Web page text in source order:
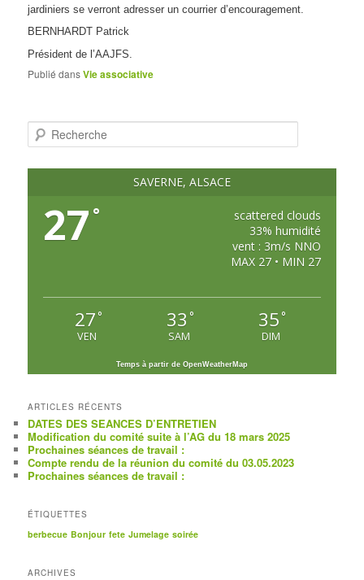
jardiniers se verront adresser un courrier d’encouragement.
BERNHARDT Patrick
Président de l’AAJFS.
Publié dansVie associative
c
SAVERNE, ALSACE
27 °
scattered clouds
33% humidité
vent : 3m/s NNO
MAX 27 • MIN 27
27 °
VEN
33 °
SAM
35 °
DIM
Temps à partir de OpenWeatherMap
ARTICLES RÉCENTS
DATES DES SEANCES D’ENTRETIEN
Modification du comité suite à l’AG du 18 mars 2025
Prochaines séances de travail :
Compte rendu de la réunion du comité du 03.05.2023
Prochaines séances de travail :
ÉTIQUETTES
berbecue Bonjour fete Jumelage soirée
ARCHIVES